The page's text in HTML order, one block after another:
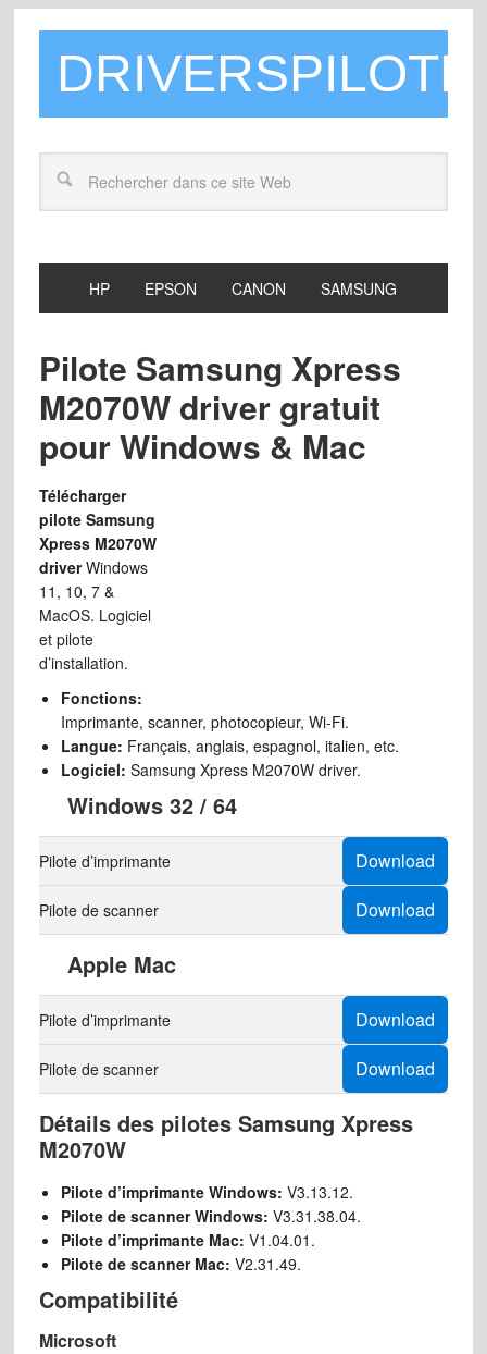
HP EPSON CANON SAMSUNG
Pilote Samsung Xpress
M2070W driver gratuit
pour Windows & Mac
Télécharger
pilote Samsung
Xpress M2070W
driverWindows
11, 10, 7 &
MacOS. Logiciel
et pilote
d’installation.
Fonctions:
Imprimante, scanner, photocopieur, Wi-Fi.
Langue: Français, anglais, espagnol, italien, etc.
Logiciel: Samsung Xpress M2070W driver.
Windows 32 / 64
Pilote d’imprimante Download
Pilote de scanner Download
Apple Mac
Pilote d’imprimante Download
Pilote de scanner Download
Détails des pilotes Samsung Xpress
M2070W
Pilote d’imprimante Windows: V3.13.12.
Pilote de scanner Windows: V3.31.38.04.
Pilote d’imprimante Mac: V1.04.01.
Pilote de scanner Mac: V2.31.49.
Compatibilité
Microsoft